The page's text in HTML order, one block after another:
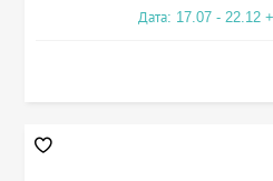
Дата: 17.07 - 22.12